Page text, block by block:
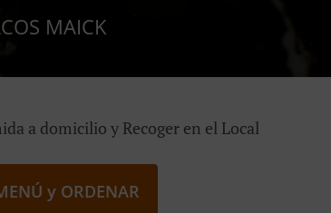
MAICK
a domicilio y Recoger en el Local
y ORDENAR